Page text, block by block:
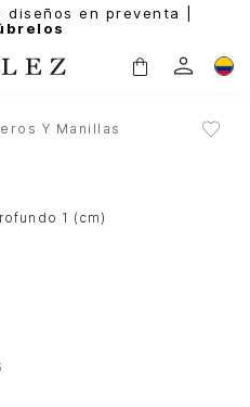
diseños en preventa |
Y Manillas
profundo 1 (cm)